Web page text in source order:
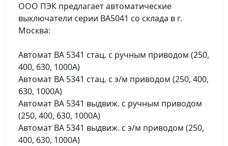
ООО ПЭК предлагает автоматические
выключатели серии ВА5041 со склада в г.
Москва:
Автомат ВА 5341 стац. с ручным приводом (250,
400, 630, 1000А)
Автомат ВА 5341 стац. с э/м приводом (250, 400,
630, 1000А)
Автомат ВА 5341 выдвиж. с ручным приводом
(250, 400, 630, 1000А)
Автомат ВА 5341 выдвиж. с э/м приводом (250,
400, 630, 1000А)